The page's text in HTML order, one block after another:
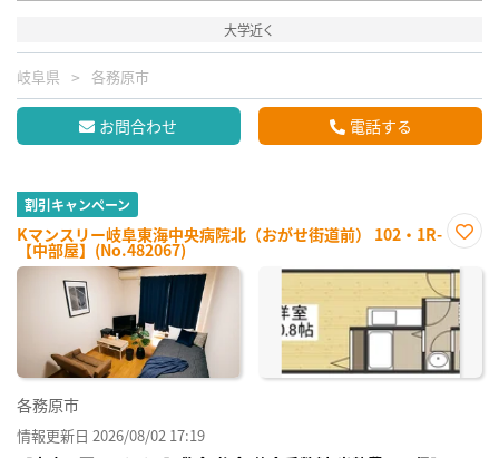
大学近く
岐阜県 各務原市
お問合わせ 電話する
割引キャンペーン
Kマンスリー岐阜東海中央病院北（おがせ街道前） 102・1R-
【中部屋】(No.482067)
に入
録
各務原市
情報更新日 2026/08/02 17:19